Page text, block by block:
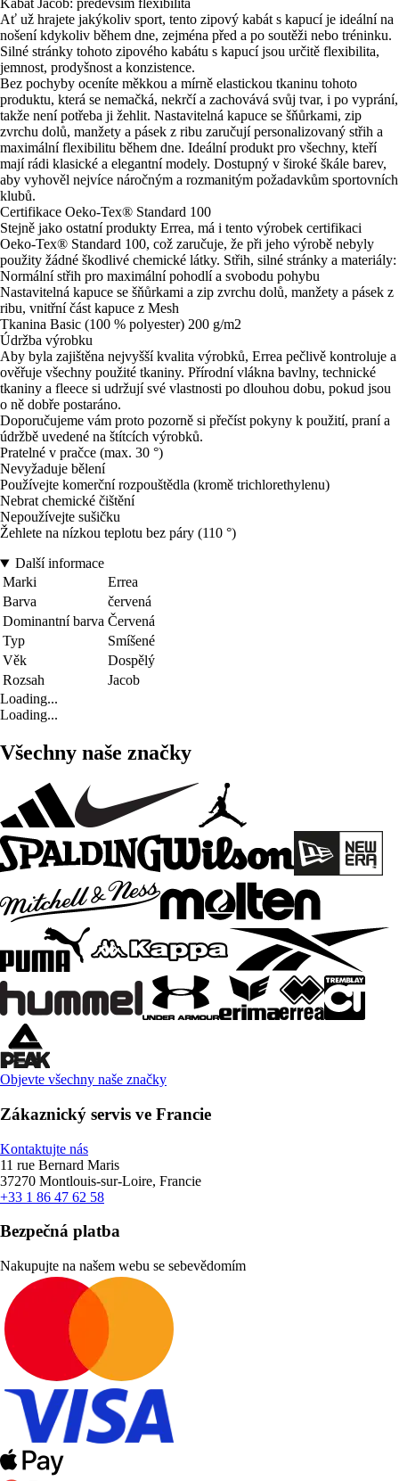
Kabát Jacob: především flexibilita
Ať už hrajete jakýkoliv sport, tento zipový kabát s kapucí je ideální na
nošení kdykoliv během dne, zejména před a po soutěži nebo tréninku.
Silné stránky tohoto zipového kabátu s kapucí jsou určitě flexibilita,
jemnost, prodyšnost a konzistence.
Bez pochyby oceníte měkkou a mírně elastickou tkaninu tohoto
produktu, která se nemačká, nekrčí a zachovává svůj tvar, i po vyprání,
takže není potřeba ji žehlit. Nastavitelná kapuce se šňůrkami, zip
zvrchu dolů, manžety a pásek z ribu zaručují personalizovaný střih a
maximální flexibilitu během dne. Ideální produkt pro všechny, kteří
mají rádi klasické a elegantní modely. Dostupný v široké škále barev,
aby vyhověl nejvíce náročným a rozmanitým požadavkům sportovních
klubů.
Certifikace Oeko-Tex® Standard 100
Stejně jako ostatní produkty Errea, má i tento výrobek certifikaci
Oeko-Tex® Standard 100, což zaručuje, že při jeho výrobě nebyly
použity žádné škodlivé chemické látky. Střih, silné stránky a materiály:
Normální střih pro maximální pohodlí a svobodu pohybu
Nastavitelná kapuce se šňůrkami a zip zvrchu dolů, manžety a pásek z
ribu, vnitřní část kapuce z Mesh
Tkanina Basic (100 % polyester) 200 g/m2
Údržba výrobku
Aby byla zajištěna nejvyšší kvalita výrobků, Errea pečlivě kontroluje a
ověřuje všechny použité tkaniny. Přírodní vlákna bavlny, technické
tkaniny a fleece si udržují své vlastnosti po dlouhou dobu, pokud jsou
o ně dobře postaráno.
Doporučujeme vám proto pozorně si přečíst pokyny k použití, praní a
údržbě uvedené na štítcích výrobků.
Pratelné v pračce (max. 30 °)
Nevyžaduje bělení
Používejte komerční rozpouštědla (kromě trichlorethylenu)
Nebrat chemické čištění
Nepoužívejte sušičku
Žehlete na nízkou teplotu bez páry (110 °)
Další informace
Marki
Errea
Barva
červená
Dominantní barva Červená
Typ
Smíšené
Věk
Dospělý
Rozsah
Jacob
Loading...
Loading...
Všechny naše značky
Objevte všechny naše značky
Zákaznický servis ve Francie
Kontaktujte nás
11 rue Bernard Maris
37270 Montlouis-sur-Loire, Francie
+33 1 86 47 62 58
Bezpečná platba
Nakupujte na našem webu se sebevědomím